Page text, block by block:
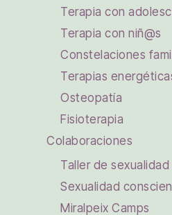
Terapia con
Terapia con niñ@s
Constelaciones
Terapias
Osteopatía
Fisioterapia
Colaboraciones
Taller de
Sexualidad
Miralpeix Camps